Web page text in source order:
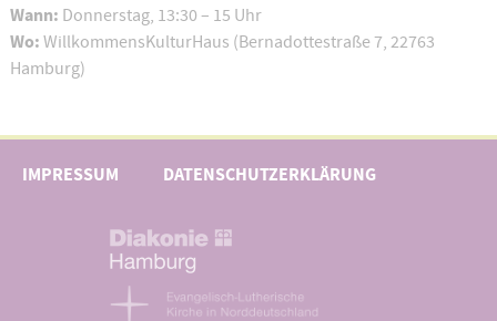
Wann: Donnerstag, 13:30 – 15 Uhr
Wo: WillkommensKulturHaus (Bernadottestraße 7, 22763
Hamburg)
IMPRESSUM DATENSCHUTZERKLÄRUNG